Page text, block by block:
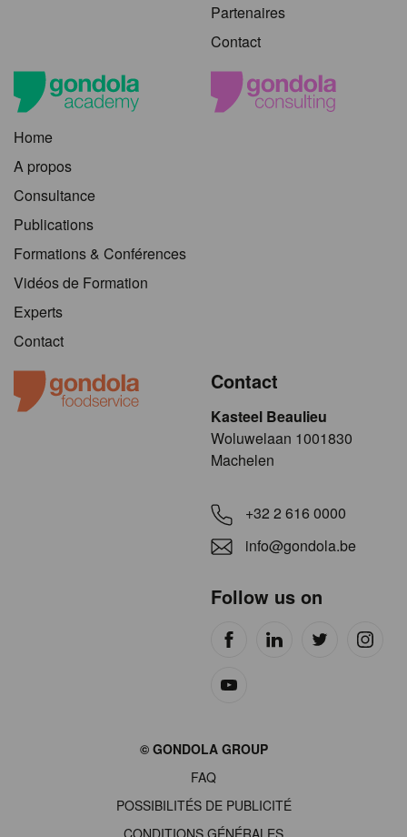
Partenaires
Contact
Home
A propos
Consultance
Publications
Formations & Conférences
Vidéos de Formation
Experts
Contact
Contact
Kasteel Beaulieu
​​​Woluwelaan 1001830
Machelen
+32 2 616 0000
info@gondola.be
Follow us on
© GONDOLA GROUP
FAQ
POSSIBILITÉS DE PUBLICITÉ